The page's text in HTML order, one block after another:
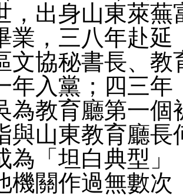
，出身山東萊蕪
業，三八年赴延
文協秘書長、教
年入黨；四三年
為教育廳第一個
與山東教育廳長
為「坦白典型」
機關作過無數次